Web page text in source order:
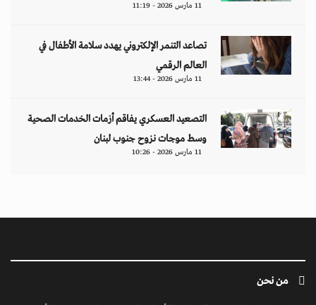
11 مارس 2026 - 11:19
تصاعد التنمر الإلكتروني يهدد سلامة الأطفال في
العالم الرقمي
11 مارس 2026 - 13:44
التصعيد العسكري يفاقم أزمات الخدمات الصحية
وسط موجات نزوح جنوب لبنان
11 مارس 2026 - 10:26
من نحن